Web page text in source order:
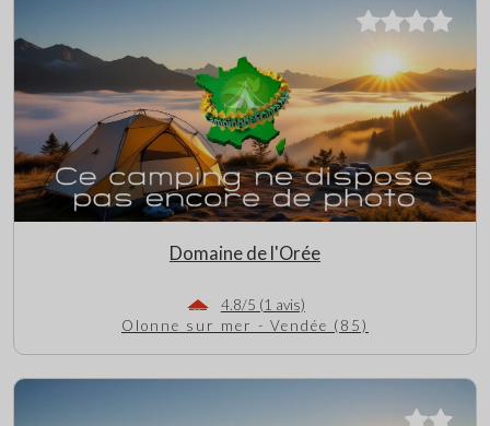
Domaine de l'Orée
4.8/5 (1 avis)
Olonne sur mer - Vendée (85)